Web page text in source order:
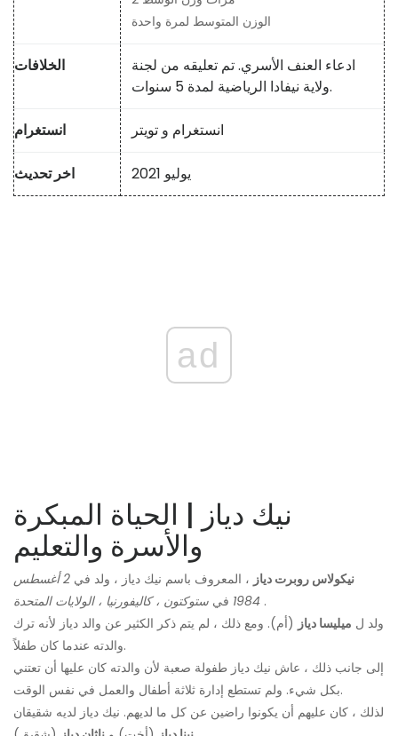
الوزن المتوسط ​​لمرة واحدة
الخلافات
ادعاء العنف الأسري. تم تعليقه من لجنة
ولاية نيفادا الرياضية لمدة 5 سنوات.
انستغرام انستغرام و تويتر
اخر تحديث يوليو 2021
ad
نيك دياز | الحياة المبكرة
والأسرة والتعليم
نيكولاس روبرت دياز ، المعروف باسم نيك دياز ، ولد في
2 أغسطس
1984 في ستوكتون ، كاليفورنيا ، الولايات المتحدة
.
ولد ل ميليسا دياز (أم). ومع ذلك ، لم يتم ذكر الكثير عن والد دياز لأنه ترك
والدته عندما كان طفلاً.
إلى جانب ذلك ، عاش نيك دياز طفولة صعبة لأن والدته كان عليها أن تعتني
بكل شيء. ولم تستطع إدارة ثلاثة أطفال والعمل في نفس الوقت.
لذلك ، كان عليهم أن يكونوا راضين عن كل ما لديهم. نيك دياز لديه شقيقان